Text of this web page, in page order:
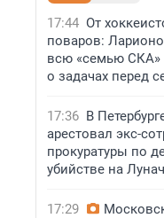
17:44 От
поваров:
всю «семью СКА»
о задачах перед
17:36 В
арестовал экс-
прокуратуры по
убийстве на
17:29